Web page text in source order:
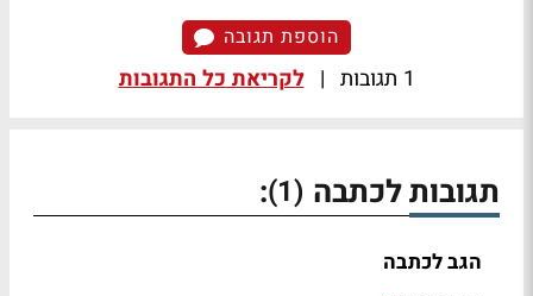
הוספת תגובה
1 תגובות | לקריאת כל התגובות
תגובות לכתבה (1)
:
הגב לכתבה